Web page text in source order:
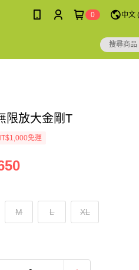
0 中文
限放大金剛T
免運
M L XL